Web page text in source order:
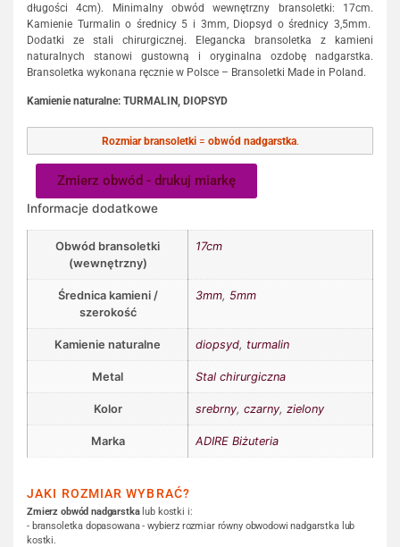
długości 4cm). Minimalny obwód wewnętrzny bransoletki: 17cm.
Kamienie Turmalin o średnicy 5 i 3mm, Diopsyd o średnicy 3,5mm.
Dodatki ze stali chirurgicznej. Elegancka bransoletka z kamieni
naturalnych stanowi gustowną i oryginalna ozdobę nadgarstka.
Bransoletka wykonana ręcznie w Polsce – Bransoletki Made in Poland.
Kamienie naturalne: TURMALIN, DIOPSYD
Rozmiar bransoletki= obwód nadgarstka.
Zmierz obwód - drukuj miarkę
Informacje dodatkowe
Obwód bransoletki
(wewnętrzny)
17cm
Średnica kamieni /
szerokość
3mm, 5mm
Kamienie naturalne diopsyd, turmalin
Metal Stal chirurgiczna
Kolor srebrny, czarny, zielony
Marka ADIRE Biżuteria
JAKI ROZMIAR WYBRAĆ?
Zmierz obwód nadgarstkalub kostki i:
- bransoletka dopasowana - wybierz rozmiar równy obwodowi nadgarstka lub
kostki.